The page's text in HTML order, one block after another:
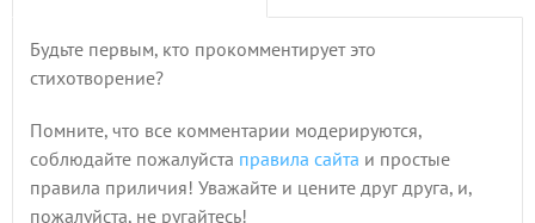
Будьте первым, кто прокомментирует это
стихотворение?
Помните, что все комментарии модерируются,
соблюдайте пожалуйста правила сайта и простые
правила приличия! Уважайте и цените друг друга, и,
пожалуйста, не ругайтесь!